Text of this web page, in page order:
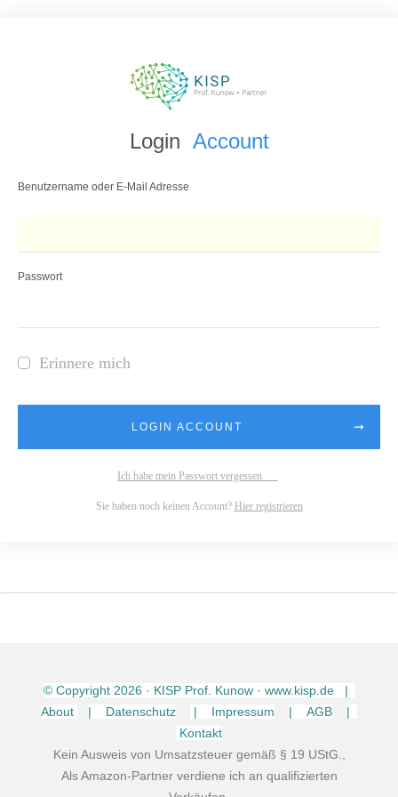
Login Account
Benutzername oder E-Mail Adresse
Passwort
Erinnere mich
LOGIN ACCOUNT
Ich habe mein Passwort vergessen
Sie haben noch keinen Account? Hier registrieren
© Copyright 2026 · KISP Prof. Kunow · www.kisp.de |
About
| Datenschutz | Impressum | AGB
|
Kontakt
Kein Ausweis von Umsatzsteuer gemäß § 19 UStG.,
Als Amazon-Partner verdiene ich an qualifizierten